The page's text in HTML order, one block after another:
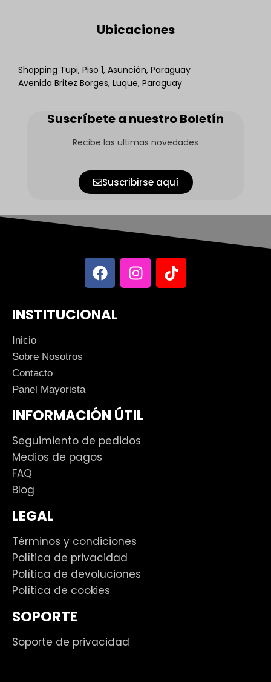
Ubicaciones
Shopping Tupi, Piso 1, Asunción, Paraguay
Avenida Britez Borges, Luque, Paraguay
Suscríbete a nuestro Boletín
Recibe las ultimas novedades
Suscribirse aquí
INSTITUCIONAL
Inicio
Sobre Nosotros
Contacto
Panel Mayorista
INFORMACIÓN ÚTIL
Seguimiento de pedidos
Medios de pagos
FAQ
Blog
LEGAL
Términos y condiciones
Política de privacidad
Política de devoluciones
Política de cookies
SOPORTE
Soporte de privacidad